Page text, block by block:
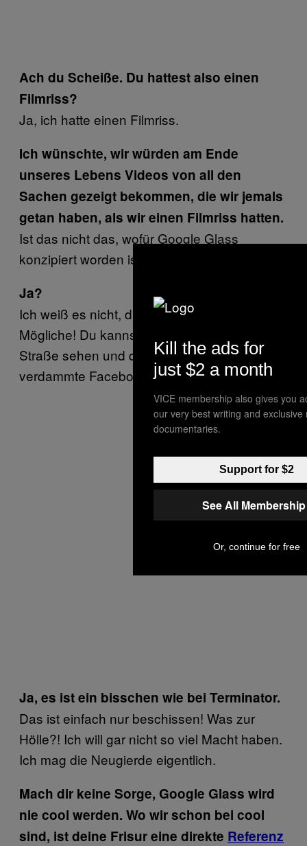
Ach du Scheiße. Du hattest also einen
Filmriss?
Ja, ich hatte einen Filmriss.
Ich wünschte, wir würden am Ende
unseres Lebens Videos von all den
Sachen gezeigt bekommen, die wir jemals
getan haben, als wir einen Filmriss hatten.
Ist das nicht das, wofür Google Glass
konzipiert worden ist?
Ja?
Ich weiß es nicht, die machen ja alles
Mögliche! Du kannst jemanden auf der
Straße sehen und dann direkt das
verdammte Facebookprofil checken!
Ja, es ist ein bisschen wie bei Terminator.
Das ist einfach nur beschissen! Was zur
Hölle?! Ich will gar nicht so viel Macht haben.
Ich mag die Neugierde eigentlich.
Mach dir keine Sorge, Google Glass wird
nie cool werden. Wo wir schon bei cool
sind, ist deine Frisur eine direkte Referenz
Kill the ads for
just $2 a month
VICE membership also gives you
our very best writing and exclusive
documentaries.
Support for $2
See All
Or, continue for free